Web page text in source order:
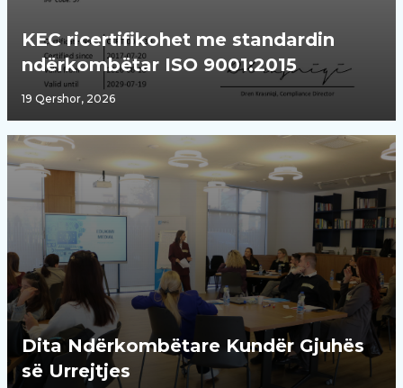
KEC ricertifikohet me standardin
ndërkombëtar ISO 9001:2015
19 Qershor, 2026
Dita Ndërkombëtare Kundër Gjuhës
së Urrejtjes